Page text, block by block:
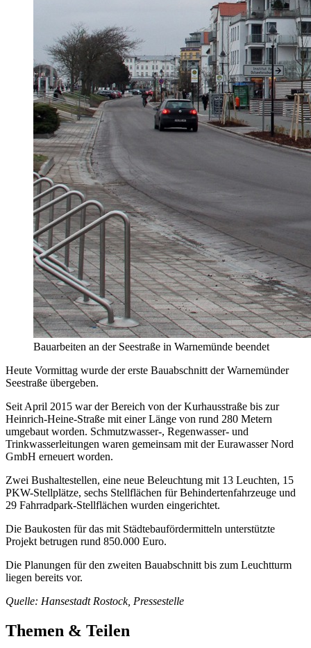
Bauarbeiten an der Seestraße in Warnemünde beendet
Heute Vormittag wurde der erste Bauabschnitt der Warnemünder
Seestraße übergeben.
Seit April 2015 war der Bereich von der Kurhausstraße bis zur
Heinrich-Heine-Straße mit einer Länge von rund 280 Metern
umgebaut worden. Schmutzwasser-, Regenwasser- und
Trinkwasserleitungen waren gemeinsam mit der Eurawasser Nord
GmbH erneuert worden.
Zwei Bushaltestellen, eine neue Beleuchtung mit 13 Leuchten, 15
PKW-Stellplätze, sechs Stellflächen für Behindertenfahrzeuge und
29 Fahrradpark-Stellflächen wurden eingerichtet.
Die Baukosten für das mit Städtebaufördermitteln unterstützte
Projekt betrugen rund 850.000 Euro.
Die Planungen für den zweiten Bauabschnitt bis zum Leuchtturm
liegen bereits vor.
Quelle: Hansestadt Rostock, Pressestelle
Themen & Teilen